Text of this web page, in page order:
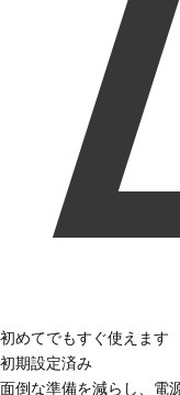
初めてでもすぐ使えます
初期設定済み
面倒な準備を減らし、電